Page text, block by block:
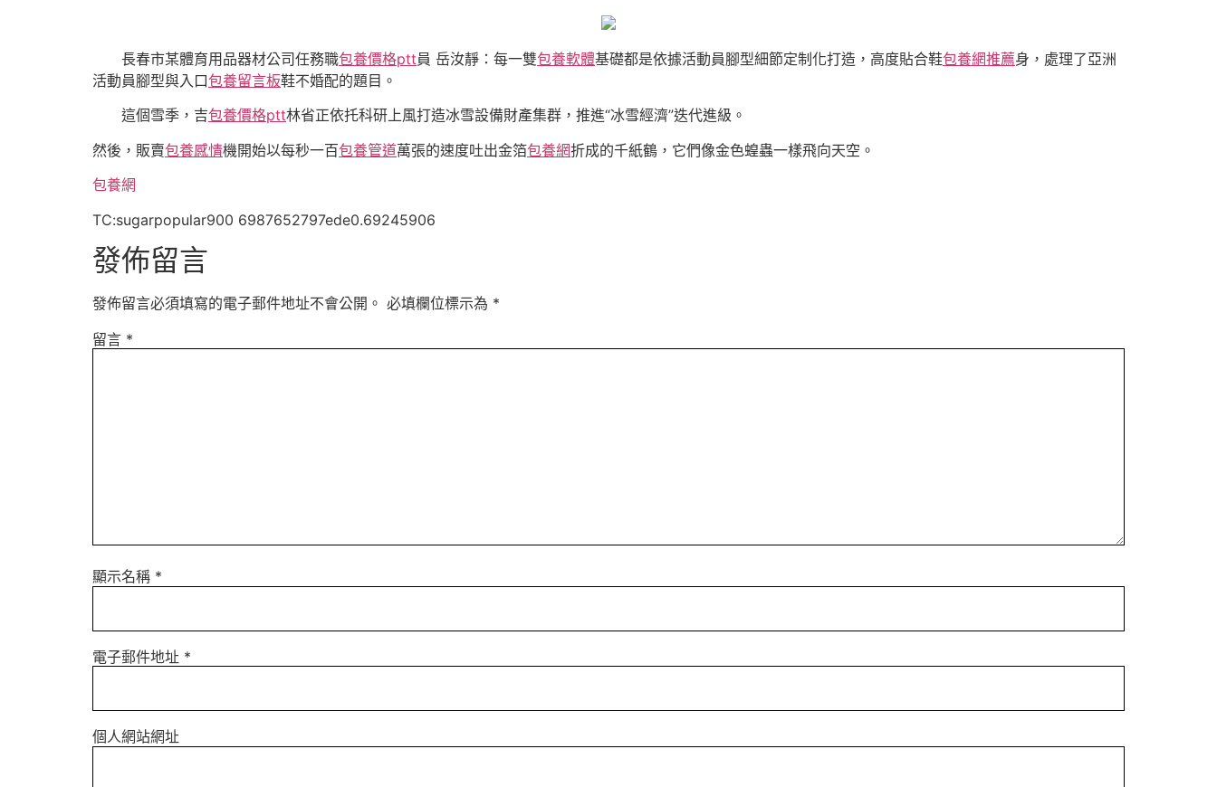
長春市某體育用品器材公司任務職包養價格ptt員 岳汝靜：每一雙包養軟體基礎都是依據活動員腳型細節定制化打造，高度貼合鞋包養網推薦身，處理了亞洲
活動員腳型與入口包養留言板鞋不婚配的題目。
這個雪季，吉包養價格ptt林省正依托科研上風打造冰雪設備財產集群，推進“冰雪經濟”迭代進級。
然後，販賣包養感情機開始以每秒一百包養管道萬張的速度吐出金箔包養網折成的千紙鶴，它們像金色蝗蟲一樣飛向天空。
包養網
TC:sugarpopular900 6987652797ede0.69245906
發佈留言
發佈留言必須填寫的電子郵件地址不會公開。 必填欄位標示為 *
留言 *
顯示名稱 *
電子郵件地址 *
個人網站網址